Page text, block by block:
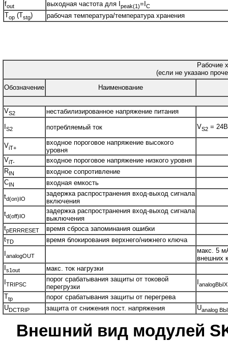
fout выходная частота для I peak(1)=I C
Top (Tstg) рабочая температура/температура хранения
Рабочие
(если не указано
Обозначение
Наименование
VS2
нестабилизированное напряжение питания
S2 потребляемый ток VS2 = 24В
ViT+
входное пороговое напряжение высокого
уровня
ViT-
входное пороговое напряжение низкого уровня
RIN
входное сопротивление
CIN
входная емкость
td(on)IO
задержка распространения вход-выход сигнала
включения
td(off)IO
задержка распространения вход-выход сигнала
выключения
tpERRRESET
время сброса запоминания ошибки
tTD
время блокирования верхнего/нижнего ключа
analogOUT
макс. 5
внешних
s1out
макс. ток нагрузки
TRIPSC
порог срабатывания защиты от токовой
перегрузки
Ttp
порог срабатывания защиты от перегрева
UDCTRIP защита от снижения пост. напряжения Uanalog
Внешний вид модулей